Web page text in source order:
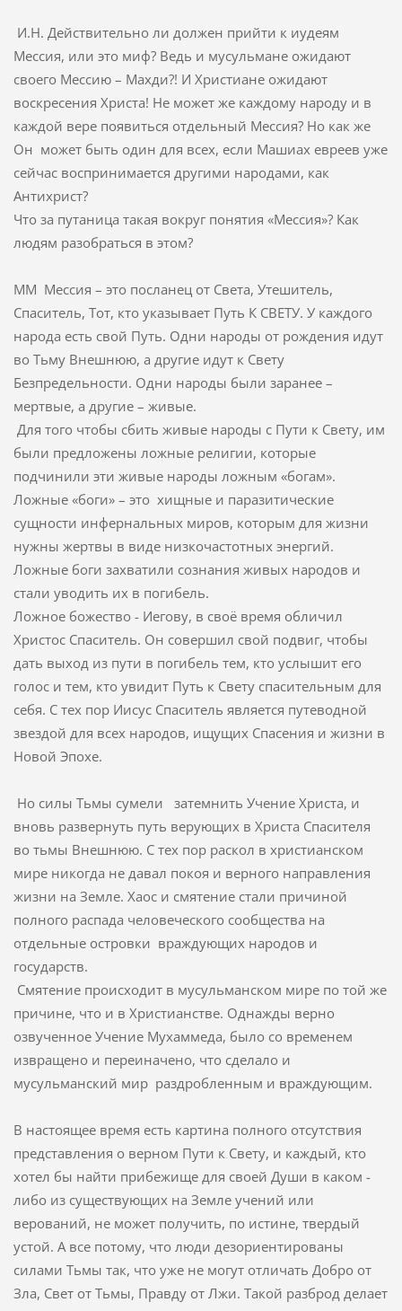
И.Н. Действительно ли должен прийти к иудеям
Мессия, или это миф? Ведь и мусульмане ожидают
своего Мессию – Махди?! И Христиане ожидают
воскресения Христа! Не может же каждому народу и в
каждой вере появиться отдельный Мессия? Но как же
Он может быть один для всех, если Машиах евреев уже
сейчас воспринимается другими народами, как
Антихрист?
Что за путаница такая вокруг понятия «Мессия»? Как
людям разобраться в этом?
ММ Мессия – это посланец от Света, Утешитель,
Спаситель, Тот, кто указывает Путь К СВЕТУ. У каждого
народа есть свой Путь. Одни народы от рождения идут
во Тьму Внешнюю, а другие идут к Свету
Безпредельности. Одни народы были заранее –
мертвые, а другие – живые.
Для того чтобы сбить живые народы с Пути к Свету, им
были предложены ложные религии, которые
подчинили эти живые народы ложным «богам».
Ложные «боги» – это хищные и паразитические
сущности инфернальных миров, которым для жизни
нужны жертвы в виде низкочастотных энергий.
Ложные боги захватили сознания живых народов и
стали уводить их в погибель.
Ложное божество - Иегову, в своё время обличил
Христос Спаситель. Он совершил свой подвиг, чтобы
дать выход из пути в погибель тем, кто услышит его
голос и тем, кто увидит Путь к Свету спасительным для
себя. С тех пор Иисус Спаситель является путеводной
звездой для всех народов, ищущих Спасения и жизни в
Новой Эпохе.
Но силы Тьмы сумели затемнить Учение Христа, и
вновь развернуть путь верующих в Христа Спасителя
во тьмы Внешнюю. С тех пор раскол в христианском
мире никогда не давал покоя и верного направления
жизни на Земле. Хаос и смятение стали причиной
полного распада человеческого сообщества на
отдельные островки враждующих народов и
государств.
Смятение происходит в мусульманском мире по той же
причине, что и в Христианстве. Однажды верно
озвученное Учение Мухаммеда, было со временем
извращено и переиначено, что сделало и
мусульманский мир раздробленным и враждующим.
В настоящее время есть картина полного отсутствия
представления о верном Пути к Свету, и каждый, кто
хотел бы найти прибежище для своей Души в каком -
либо из существующих на Земле учений или
верований, не может получить, по истине, твердый
устой. А все потому, что люди дезориентированы
силами Тьмы так, что уже не могут отличать Добро от
Зла, Свет от Тьмы, Правду от Лжи. Такой разброд делает